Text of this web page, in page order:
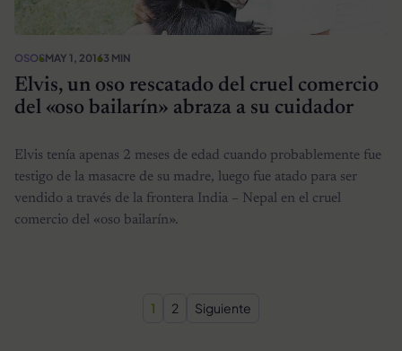
OSOSMAY 1, 20163 MIN
Elvis, un oso rescatado del cruel comercio
del «oso bailarín» abraza a su cuidador
Elvis tenía apenas 2 meses de edad cuando probablemente fue
testigo de la masacre de su madre, luego fue atado para ser
vendido a través de la frontera India – Nepal en el cruel
comercio del «oso bailarín».
Paginación de
1 2 Siguiente